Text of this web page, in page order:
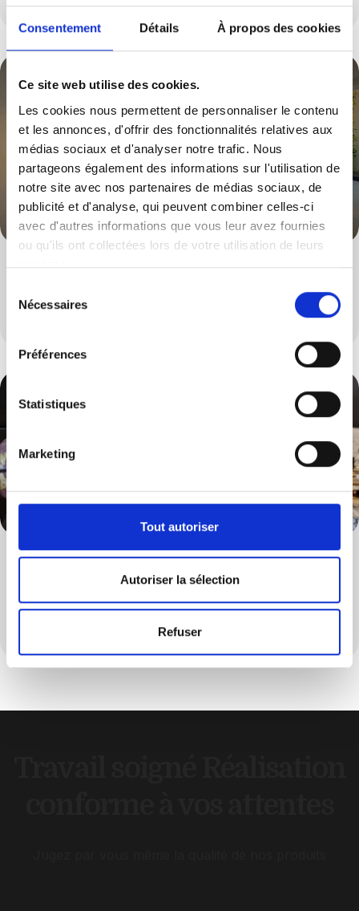
Consentement Détails À propos des cookies
Ce site web utilise des cookies.
Les cookies nous permettent de personnaliser le contenu
et les annonces, d'offrir des fonctionnalités relatives aux
médias sociaux et d'analyser notre trafic. Nous
partageons également des informations sur l'utilisation de
notre site avec nos partenaires de médias sociaux, de
publicité et d'analyse, qui peuvent combiner celles-ci
avec d'autres informations que vous leur avez fournies
ou qu'ils ont collectées lors de votre utilisation de leurs
services.
Nécessaires
Préférences
Statistiques
Marketing
Tout autoriser
Autoriser la sélection
Refuser
Un large choix de tabourets et de chaises
Décoration
Personnalisé votre intérieur grâce à une décoration